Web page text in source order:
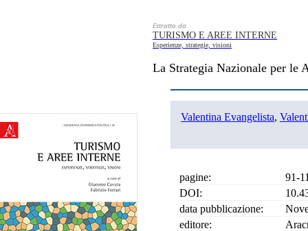
Estratto da
TURISMO E AREE INTERNE
Esperienze, strategie, visioni
La Strategia Nazionale per le
Valentina Evangelista,
pagine:
91-
DOI:
data pubblicazione:
editore: